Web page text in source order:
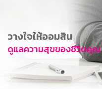
การพัฒนาที่ยั่งยืน
ข่าวสาร
บริการทางการเงิน
อื่นๆ
วางใจให้ออมสิน
ดูแลความสุขของชีวิตคุณ